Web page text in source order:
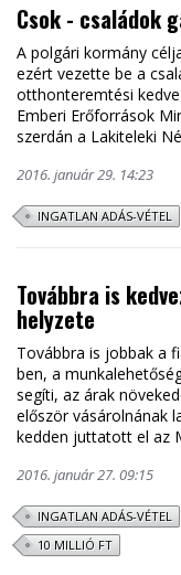
Csok - családok
A polgári kormány
ezért vezette be a
otthonteremtési
Emberi Erőforrások
szerdán a Lakiteleki
2016. január 29. 14:23
INGATLAN ADÁS-VÉTEL
Továbbra is
helyzete
Továbbra is jobbak a
ben, a
segíti, az árak
először vásárolnának
kedden juttatott el az
2016. január 27. 09:15
INGATLAN ADÁS-VÉTEL
10 MILLIÓ FT